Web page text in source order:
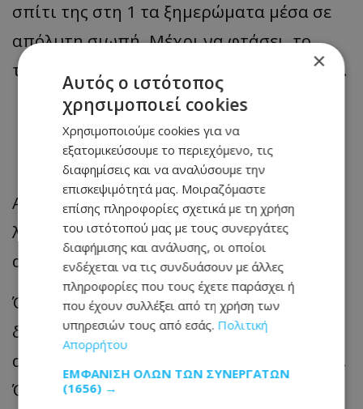
σπίτι της στη 1 τα ξημερώματα μέσα σε
απόλυτη σιωπή. Μέχρι να φτάσει, το
τηλέφωνό της είχε ήδη αρχίσει να χτυπά.
Η στιγμή της αποκάλυψης
και το τέλος της σχέσης
Αρχικά αγνόησε τις κλήσεις του, όμως
λίγο αργότερα είδε τα φώτα του
αυτοκινήτου του έξω από το σπίτι της.
Όταν τελικά του αποκάλυψε ότι είχε
διαβάσει τις συνομιλίες, εκείνος
αντέδρασε πανικόβλητος:«Θεέ μου… Όχι.
Όχι. Ω όχι». Παρά τη συζήτηση που
×
Αυτός ο ιστότοπος
χρησιμοποιεί cookies
Χρησιμοποιούμε cookies για να
εξατομικεύσουμε το περιεχόμενο, τις
διαφημίσεις και να αναλύσουμε την
επισκεψιμότητά μας. Μοιραζόμαστε
επίσης πληροφορίες σχετικά με τη χρήση
του ιστότοπού μας με τους συνεργάτες
διαφήμισης και ανάλυσης, οι οποίοι
ενδέχεται να τις συνδυάσουν με άλλες
πληροφορίες που τους έχετε παράσχει ή
που έχουν συλλέξει από τη χρήση των
υπηρεσιών τους από εσάς. Πολιτική
Απορρήτου
ΕΜΦΆΝΙΣΗ ΌΛΩΝ ΤΩΝ ΣΥΝΕΡΓΑΤΏΝ
(1656) →